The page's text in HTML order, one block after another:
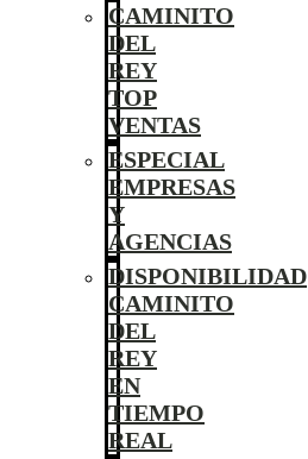
CAMINITO
DEL
REY
TOP
VENTAS
ESPECIAL
EMPRESAS
Y
AGENCIAS
DISPONIBILIDAD
CAMINITO
DEL
REY
EN
TIEMPO
REAL